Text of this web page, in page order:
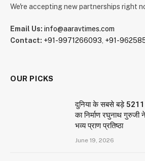
We're accepting new partnerships right
Email Us: info@aaravtimes.com
Contact: +91-9971266093, +91-
OUR PICKS
दुनिया के सबसे बड़े 5211
का निर्माण रघुनाथ गुरुजी
भव्य प्राण प्रतिष्ठा
June 19, 2026